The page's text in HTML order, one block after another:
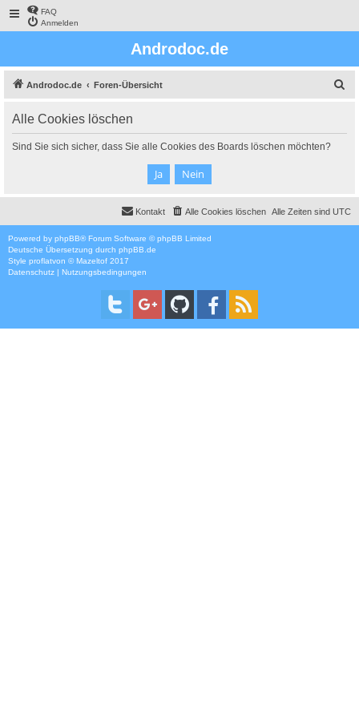
FAQ
Anmelden
Androdoc.de
Androdoc.de Foren-Übersicht
Alle Cookies löschen
Sind Sie sich sicher, dass Sie alle Cookies des Boards löschen möchten?
Alle Zeiten sind UTC
Alle Cookies löschen
Kontakt
Powered by phpBB® Forum Software © phpBB Limited
Deutsche Übersetzung durch phpBB.de
Style proflatvon ©Mazeltof 2017
Datenschutz | Nutzungsbedingungen